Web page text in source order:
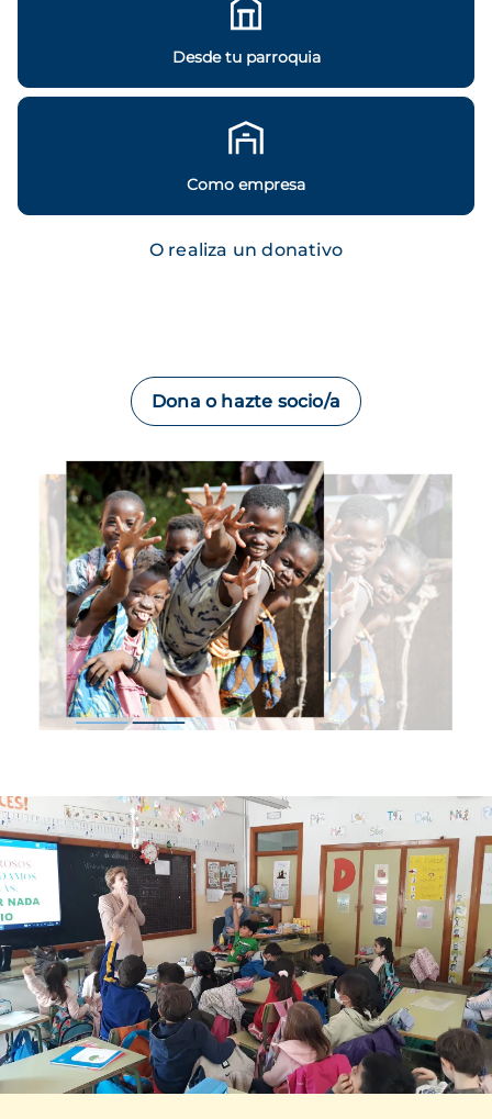
Desde tu parroquia
Como empresa
O realiza un donativo
Dona o hazte socio/a
Imagen